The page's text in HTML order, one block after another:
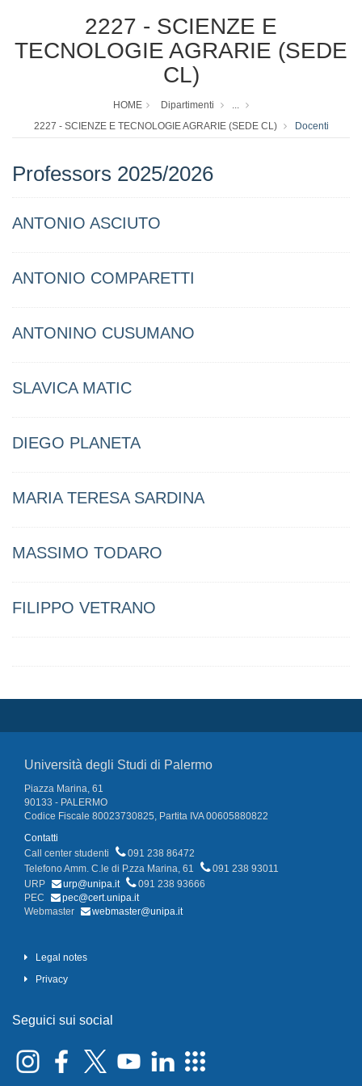
2227 - SCIENZE E
TECNOLOGIE AGRARIE (SEDE
CL)
HOME Dipartimenti
...
2227 - SCIENZE E TECNOLOGIE AGRARIE (SEDE CL)
Docenti
Professors 2025/2026
ANTONIO ASCIUTO
ANTONIO COMPARETTI
ANTONINO CUSUMANO
SLAVICA MATIC
DIEGO PLANETA
MARIA TERESA SARDINA
MASSIMO TODARO
FILIPPO VETRANO
Università degli Studi di Palermo
Piazza Marina, 61
90133 - PALERMO
Codice Fiscale 80023730825, Partita IVA 00605880822
Contatti
Call center studenti
091 238 86472
Telefono Amm. C.le di P.zza Marina, 61
091 238 93011
URP
urp@unipa.it
091 238 93666
PEC
pec@cert.unipa.it
Webmaster
webmaster@unipa.it
Legal notes
Privacy
Seguici sui social